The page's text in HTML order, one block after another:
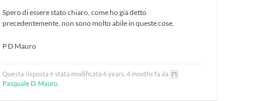
Spero di essere stato chiaro, come ho già detto
precedentemente, non sono molto abile in queste cose.
P D Mauro
Questa risposta è stata modificata 6 years, 4 months fa da
Pasquale D. Mauro